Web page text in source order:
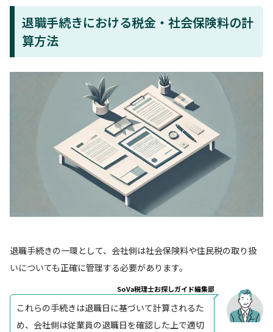
退職手続きにおける税金・社会保険料の計
算方法
退職手続きの一環として、会社側は社会保険料や住民税の取り扱
いについても正確に管理する必要があります。
SoVa税理士お探しガイド編集部
これらの手続きは退職日に基づいて計算されるた
め、会社側は従業員の退職日を確認した上で適切